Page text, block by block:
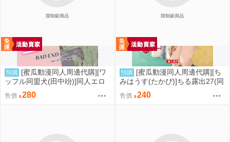
限制級商品
預購 [蜜瓜動漫同人周邊代購][ワ
ッフル同盟犬(田中竕)]同人エロ
ゲ転生BAD END if… C108改訂
版(同人誌)
售價 280
限制級商品
預購 [蜜瓜動漫同人周邊代購][ち
みはうす(たかぴ)]ちる露出27(同
售價 240